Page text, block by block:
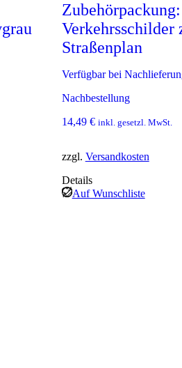
Zubehörpackung:
Verkehrsschilder
Straßenplan
Verfügbar bei
Nachbestellung
14,49 € inkl. gesetzl. MwSt.
zzgl. Versandkosten
Details
Auf Wunschliste